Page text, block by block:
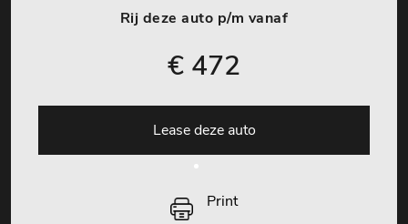
Rij deze auto p/m vanaf
€ 472
Lease deze auto
Print